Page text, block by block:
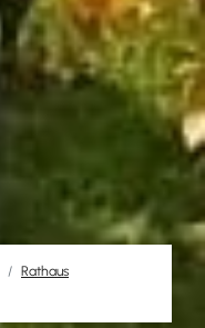
Rathaus